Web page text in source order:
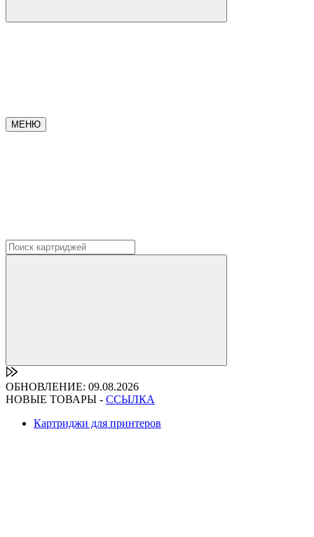
МЕНЮ
ОБНОВЛЕНИЕ: 09.08.2026
НОВЫЕ ТОВАРЫ - ССЫЛКА
Картриджи для принтеров